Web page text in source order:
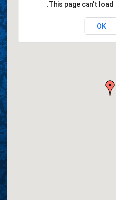
This page can't
OK